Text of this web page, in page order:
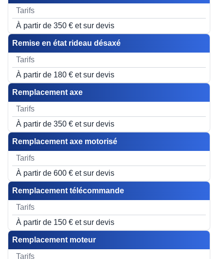
À partir de 350 € et sur devis
Remise en état rideau désaxé
À partir de 180 € et sur devis
Remplacement axe
À partir de 350 € et sur devis
Remplacement axe motorisé
À partir de 600 € et sur devis
Remplacement télécommande
À partir de 150 € et sur devis
Remplacement moteur